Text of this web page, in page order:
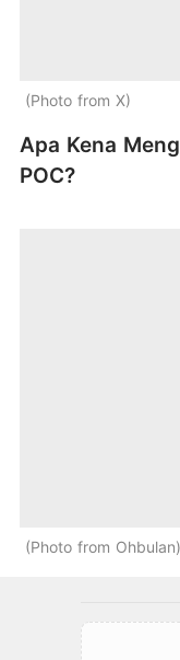
Photo from X
Apa Kena
POC?
Photo from Ohbulan